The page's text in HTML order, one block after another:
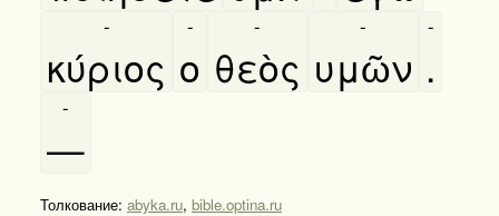
κύριος
-
ο
-
θεὸς
-
υμῶν
-
.
-
—
-
Толкование: abyka.ru, bible.optina.ru